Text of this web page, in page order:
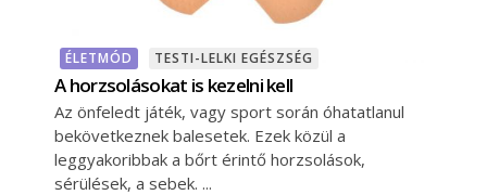
ÉLETMÓD TESTI-LELKI EGÉSZSÉG
A horzsolásokat is kezelni kell
Az önfeledt játék, vagy sport során óhatatlanul
bekövetkeznek balesetek. Ezek közül a
leggyakoribbak a bőrt érintő horzsolások,
sérülések, a sebek.